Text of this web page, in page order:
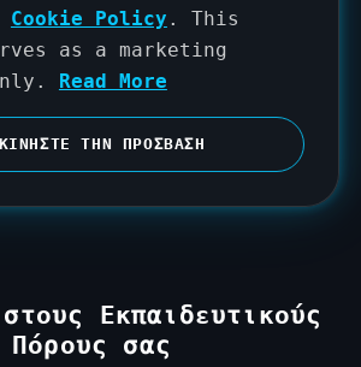
Cookie Policy . This
as a marketing
Read More
ΤΗΝ ΠΡΟΣΒΑΣΗ
Εκπαιδευτικούς
Πόρους σας